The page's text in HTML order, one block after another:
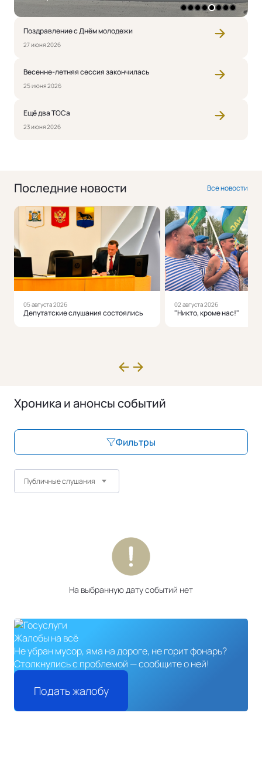
1 2 3 4 5 6 7 8
Поздравление с Днём молодежи
27 июня 2026
Весенне-летняя сессия закончилась
25 июня 2026
Ещё два ТОСа
23 июня 2026
Последние новости Все новости
05 августа 2026
Депутатские слушания состоялись
02 августа 2026
"Никто, кроме нас!"
Хроника и анонсы событий
Фильтры
Публичные слушания
На выбранную дату событий нет
Жалобы на всё
Не убран мусор, яма на дороге, не горит фонарь?
Столкнулись с проблемой — сообщите о ней!
Подать жалобу